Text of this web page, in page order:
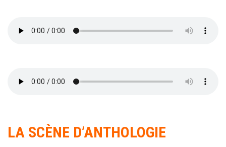
LA SCÈNE D’ANTHOLOGIE